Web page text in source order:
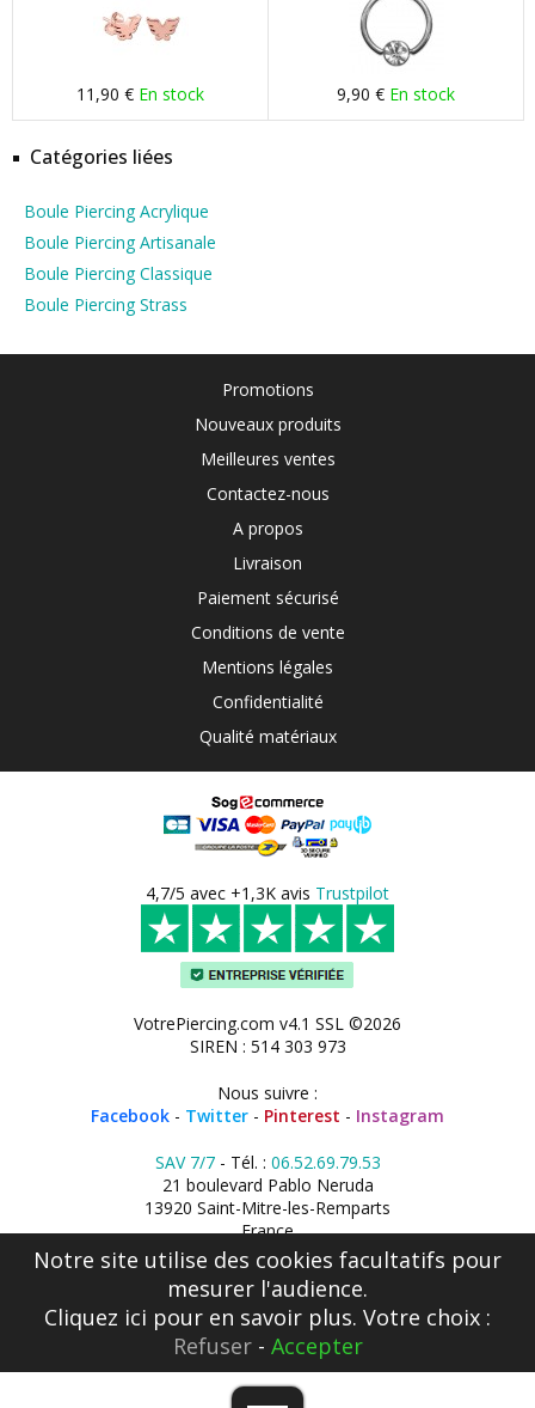
11,90 € En stock 9,90 € En stock
Catégories liées
Boule Piercing Acrylique
Boule Piercing Artisanale
Boule Piercing Classique
Boule Piercing Strass
Promotions
Nouveaux produits
Meilleures ventes
Contactez-nous
A propos
Livraison
Paiement sécurisé
Conditions de vente
Mentions légales
Confidentialité
Qualité matériaux
4,7/5 avec +1,3K avis Trustpilot
VotrePiercing.com v4.1 SSL ©2026
SIREN : 514 303 973
Nous suivre :
Facebook - Twitter - Pinterest - Instagram
SAV 7/7- Tél. : 06.52.69.79.53
21 boulevard Pablo Neruda
13920 Saint-Mitre-les-Remparts
France
Notre site utilise des cookies facultatifs pour
mesurer l'audience.
Cliquez ici pour en savoir plus. Votre choix :
Refuser- Accepter